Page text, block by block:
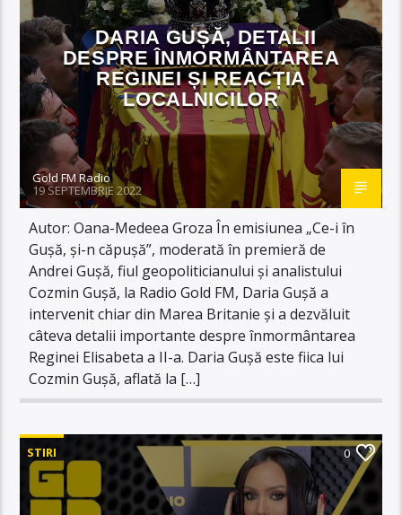
DARIA GUȘĂ, DETALII
DESPRE ÎNMORMÂNTAREA
REGINEI ȘI REACȚIA
LOCALNICILOR
Gold FM Radio
19 SEPTEMBRIE 2022
Autor: Oana-Medeea Groza În emisiunea „Ce-i în
Gușă, și-n căpușă”, moderată în premieră de
Andrei Gușă, fiul geopoliticianului și analistului
Cozmin Gușă, la Radio Gold FM, Daria Gușă a
intervenit chiar din Marea Britanie și a dezvăluit
câteva detalii importante despre înmormântarea
Reginei Elisabeta a II-a. Daria Gușă este fiica lui
Cozmin Gușă, aflată la […]
STIRI 0